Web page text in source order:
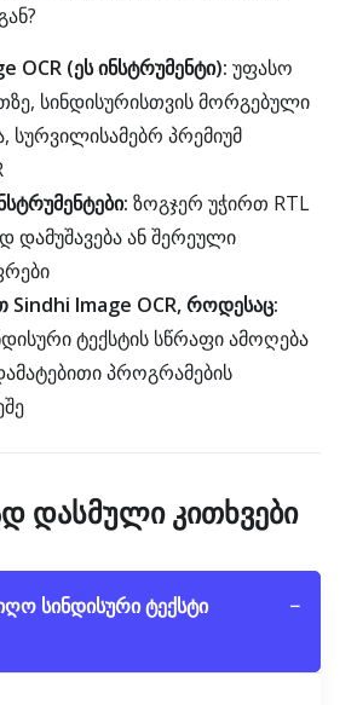
OCR (ეს ინსტრუმენტი): უფასო
სინდისურისთვის მორგებული
სურვილისამებრ პრემიუმ
ზოგჯერ უჭირთ RTL
დამუშავება ან შერეული
Sindhi Image OCR, როდესაც:
ტექსტის სწრაფი ამოღება
პროგრამების
დასმული კითხვები
სინდისური ტექსტი
−